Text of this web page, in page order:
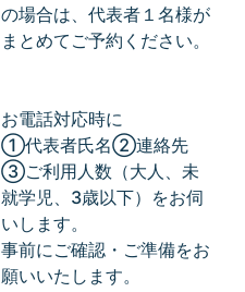
の場合は、代表者１名様が
まとめてご予約ください。
お電話対応時に
①代表者氏名②連絡先
③ご利用人数（大人、未
就学児、3歳以下）をお伺
いします。
事前にご確認・ご準備をお
願いいたします。